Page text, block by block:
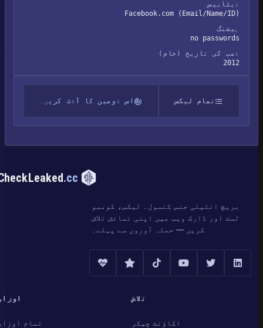
ڈیٹابیس
Facebook.com (Email/Name/ID)
ہیشنگ
no passwords
ڈمپ کی تاریخ (خام)
2012
تمام لیکس اس ڈومین کا آڈٹ کریں۔
CheckLeaked.cc
بریچ انٹیلی جنس کنسول۔ لیکس، کومبو
لسٹ اور ڈارک ویب میں اپنی نمائش تلاش
کریں — حملہ آوروں سے پہلے۔
تلاش
اکاؤنٹ چیکر
اوزار
تمام اوزار